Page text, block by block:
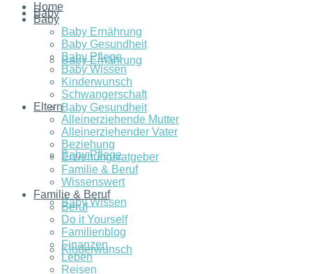
Baby
Baby Ernährung
Baby Gesundheit
Baby Pflege
Baby Wissen
Kinderwunsch
Home
Baby
Baby Ernährung
Baby Gesundheit
Baby Pflege
Baby Wissen
Kinderwunsch
Schwangerschaft
Eltern
Alleinerziehende Mutter
Alleinerziehender Vater
Beziehung
Erziehungsratgeber
Familie & Beruf
Wissenswert
Familie & Beruf
Beruf
Do it Yourself
Familienblog
Finanzen
Leben
Reisen